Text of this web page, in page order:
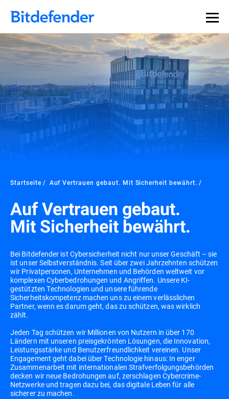
Startseite Auf Vertrauen gebaut. Mit Sicherheit bewährt.
Auf Vertrauen gebaut.
Mit Sicherheit bewährt.
Bei Bitdefender ist Cybersicherheit nicht nur unser Geschäft – sie
ist unser Selbstverständnis. Seit über zwei Jahrzehnten schützen
wir Privatpersonen, Unternehmen und Behörden weltweit vor
komplexen Cyberbedrohungen und Angriffen. Unsere KI-
gestützten Technologien und unsere führende
Sicherheitskompetenz machen uns zu einem verlässlichen
Partner, wenn es darum geht, das zu schützen, was wirklich
zählt.
Jeden Tag schützen wir Millionen von Nutzern in über 170
Ländern mit unseren preisgekrönten Lösungen, die Innovation,
Leistungsstärke und Benutzerfreundlichkeit vereinen. Unser
Engagement geht dabei über Technologie hinaus: In enger
Zusammenarbeit mit internationalen Strafverfolgungsbehörden
decken wir neue Bedrohungen auf, zerschlagen Cybercrime-
Netzwerke und tragen dazu bei, das digitale Leben für alle
sicherer zu machen.